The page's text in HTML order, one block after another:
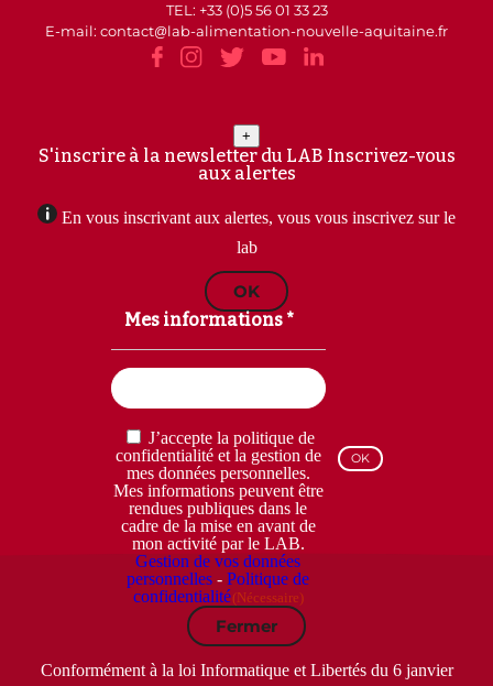
TEL: +33 (0)5 56 01 33 23
E-mail: contact
lab-alimentation-nouvelle-aquitaine.fr
+
S'inscrire à la newsletter du LAB Inscrivez-vous
aux alertes
En vous inscrivant aux alertes, vous vous inscrivez sur le
lab
OK
Mes informations *
RGPD
(Nécessaire)
J’accepte la politique de
confidentialité et la gestion de
mes données personnelles.
Mes informations peuvent être
rendues publiques dans le
cadre de la mise en avant de
mon activité par le LAB.
Gestion de vos données
personnelles -Politique de
confidentialité(Nécessaire)
Fermer
Conformément à la loi Informatique et Libertés du 6 janvier